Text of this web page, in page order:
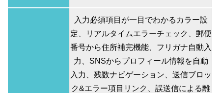
入力必須項目が一目でわかるカラー設
定、リアルタイムエラーチェック、郵便
番号から住所補完機能、フリガナ自動入
力、SNSからプロフィール情報を自動
入力、残数ナビゲーション、送信ブロッ
ク&エラー項目リンク、誤送信による離